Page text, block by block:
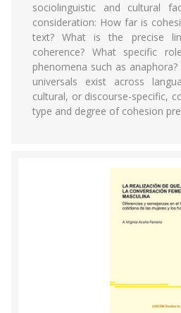
sociolinguistic and cultural
consideration: How far is
text? What is the precise
coherence? What specific
phenomena such as
universals exist across
cultural, or discourse-specific,
type and degree of cohesion